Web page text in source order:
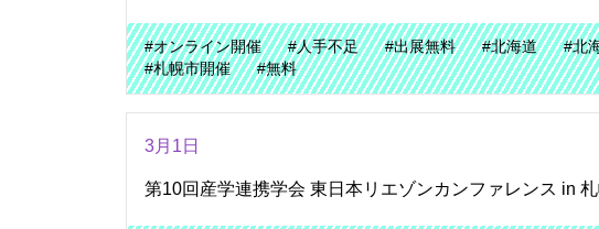
#オンライン開催 #人手不足 #出展無料 #北海道 #北
#札幌市開催
#無料
3月1日
第10回産学連携学会 東日本リエゾンカンファレンス in